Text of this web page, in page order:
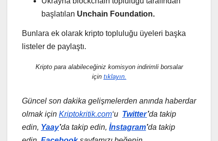
başlatılan Unchain Foundation.
Bunlara ek olarak kripto topluluğu üyeleri başka
listeler de paylaştı.
Kripto para alabileceğiniz komisyon indirimli borsalar
için tıklayın.
Güncel son dakika gelişmelerden anında haberdar
olmak için Kriptokritik.com‘u Twitter’da takip
edin, Yaay’da takip edin, İnstagram’da takip